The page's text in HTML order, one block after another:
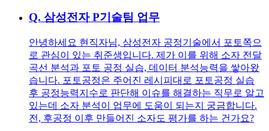
Q. 삼성전자 P기술팀 업무
안녕하세요 현직자님, 삼성전자 공정기술에서 포토쪽으
로 관심이 있는 취준생입니다. 제가 이를 위해 소자 전달
곡선 분석과 포토 공정 실습, 데이터 분석능력을 쌓아왔
습니다. 포토공정은 주어진 레시피대로 포토공정 실습
후 공정능력지수로 판단해 이슈를 해결하는 직무로 알고
있는데 소자 분석이 업무에 도움이 되는지 궁금합니다.
전, 후공정 이후 만들어진 소자도 평가를 하는 건가요?